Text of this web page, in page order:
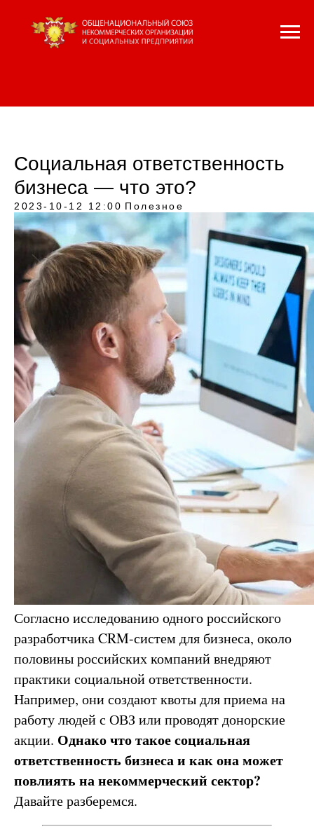
Социальная ответственность
бизнеса — что это?
2023-10-12 12:00 Полезное
Согласно исследованию одного российского
разработчика CRM-систем для бизнеса, около
половины российских компаний внедряют
практики социальной ответственности.
Например, они создают квоты для приема на
работу людей с ОВЗ или проводят донорские
акции. Однако что такое социальная
ответственность бизнеса и как она может
повлиять на некоммерческий сектор?
Давайте разберемся.